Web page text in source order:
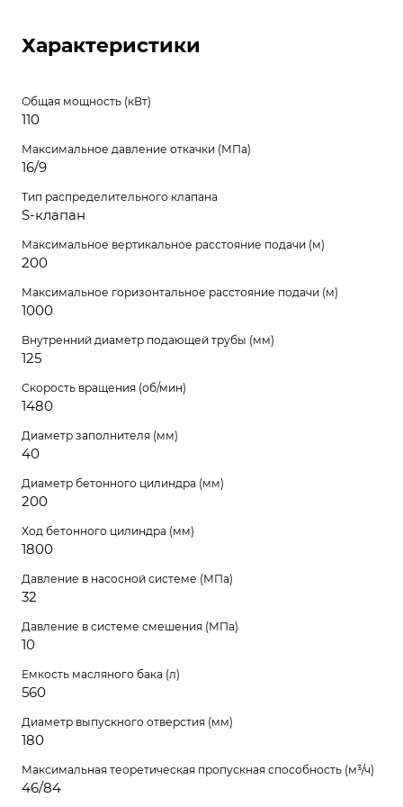
Характеристики
Общая мощность (кВт)
110
Максимальное давление откачки (МПа)
16/9
Тип распределительного клапана
S-клапан
Максимальное вертикальное расстояние подачи (м)
200
Максимальное горизонтальное расстояние подачи (м)
1000
Внутренний диаметр подающей трубы (мм)
125
Скорость вращения (об/мин)
1480
Диаметр заполнителя (мм)
40
Диаметр бетонного цилиндра (мм)
200
Ход бетонного цилиндра (мм)
1800
Давление в насосной системе (МПа)
32
Давление в системе смешения (МПа)
10
Емкость масляного бака (л)
560
Диаметр выпускного отверстия (мм)
180
Максимальная теоретическая пропускная способность (м³/ч)
46/84